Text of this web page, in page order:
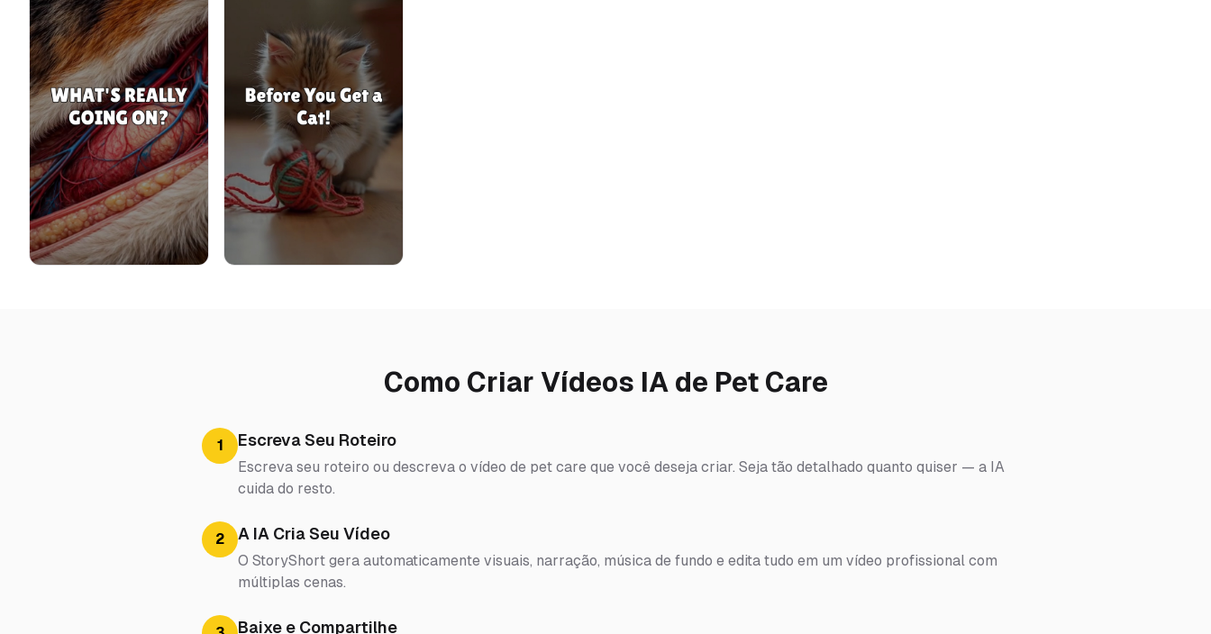
Como Criar Vídeos IA de Pet Care
1 Escreva Seu Roteiro
Escreva seu roteiro ou descreva o vídeo de pet care que você deseja criar. Seja tão detalhado quanto quiser — a IA
cuida do resto.
2 A IA Cria Seu Vídeo
O StoryShort gera automaticamente visuais, narração, música de fundo e edita tudo em um vídeo profissional com
múltiplas cenas.
Baixe e Compartilhe